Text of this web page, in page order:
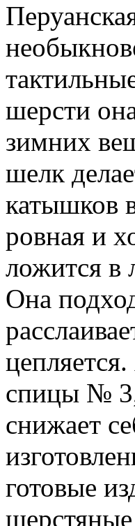
шерсти
зимних
шелк
катышков
ровная и
ложится в
Она
спицы №
снижает
готовые